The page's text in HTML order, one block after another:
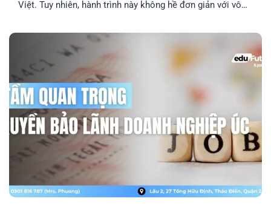
Việt. Tuy nhiên, hành trình này không hề đơn giản với vô
của bạn được xử lý chính xác, nhanh chóng và hiệu quả.